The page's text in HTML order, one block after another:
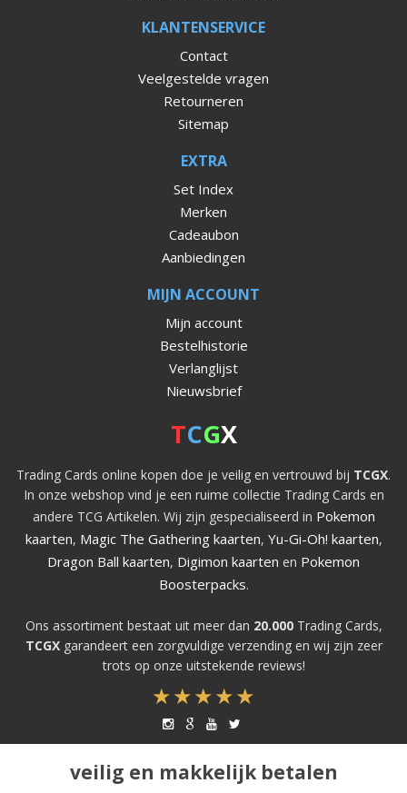
KLANTENSERVICE
Contact
Veelgestelde vragen
Retourneren
Sitemap
EXTRA
Set Index
Merken
Cadeaubon
Aanbiedingen
MIJN ACCOUNT
Mijn account
Bestelhistorie
Verlanglijst
Nieuwsbrief
TCGX
Trading Cards online kopen doe je veilig en vertrouwd bij TCGX.
In onze webshop vind je een ruime collectie Trading Cards en
andere TCG Artikelen. Wij zijn gespecialiseerd in Pokemon
kaarten, Magic The Gathering kaarten, Yu-Gi-Oh! kaarten,
Dragon Ball kaarten, Digimon kaarten en Pokemon
Boosterpacks.
Ons assortiment bestaat uit meer dan 20.000Trading Cards,
TCGXgarandeert een zorgvuldige verzending en wij zijn zeer
trots op onze uitstekende reviews!
veilig en makkelijk betalen